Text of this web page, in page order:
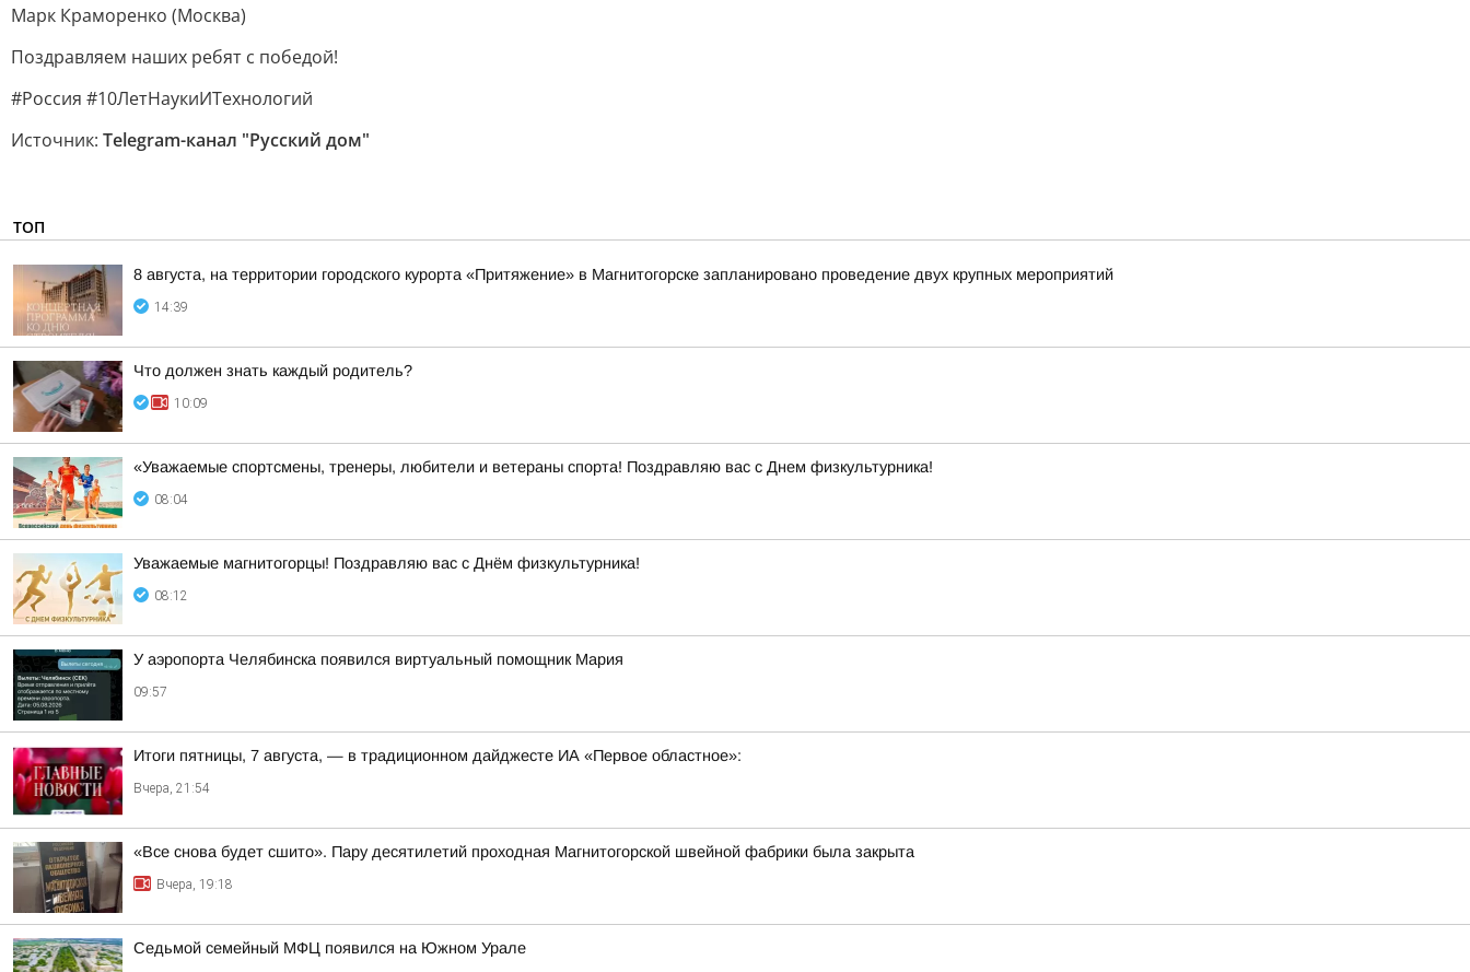
Марк Краморенко (Москва)
Поздравляем наших ребят с победой!
#Россия #10ЛетНаукиИТехнологий
Источник: Telegram-канал "Русский дом"
ТОП
8 августа, на территории городского курорта «Притяжение» в Магнитогорске запланировано проведение двух крупных мероприятий
14:39
Что должен знать каждый родитель?
10:09
«Уважаемые спортсмены, тренеры, любители и ветераны спорта! Поздравляю вас с Днем физкультурника!
08:04
Уважаемые магнитогорцы! Поздравляю вас с Днём физкультурника!
08:12
У аэропорта Челябинска появился виртуальный помощник Мария
09:57
Итоги пятницы, 7 августа, — в традиционном дайджесте ИА «Первое областное»:
Вчера, 21:54
«Все снова будет сшито». Пару десятилетий проходная Магнитогорской швейной фабрики была закрыта
Вчера, 19:18
Седьмой семейный МФЦ появился на Южном Урале